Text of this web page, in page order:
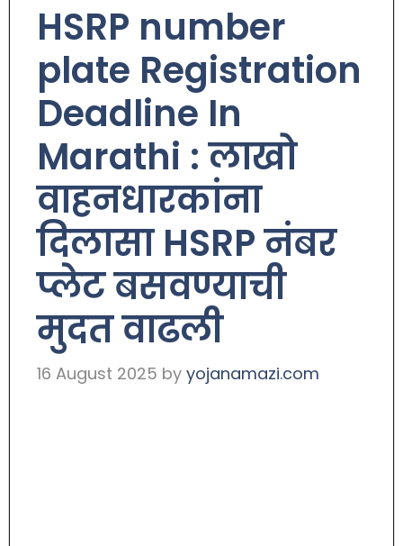
HSRP number
plate Registration
Deadline In
Marathi : लाखो
वाहनधारकांना
दिलासा HSRP नंबर
प्लेट बसवण्याची
मुदत वाढली
16 August 2025 by yojanamazi.com